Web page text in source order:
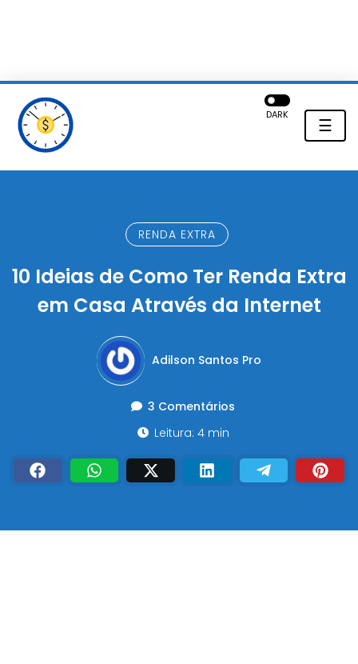
☰
DARK
RENDA EXTRA
10 Ideias de Como Ter Renda Extra
em Casa Através da Internet
Adilson Santos Pro
3 Comentários
Leitura: 4 min